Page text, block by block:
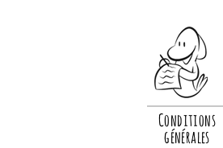
Conditions
générales